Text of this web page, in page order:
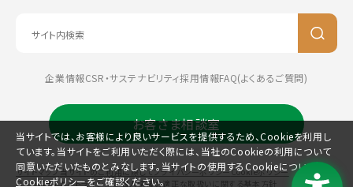
企業情報CSR・サステナビリティ採用情報FAQ(よくあるご質問)
お客さま相談室
サイトマップ当サイトのご利用に際してプライバシーポリシーCookieポリシー
コミュニティガイドライン特定個人情報の適正な取扱いに関する基本方針
当サイトでは、お客様により良いサービスを提供するため、Cookieを利用し
ています。当サイトをご利用いただく際には、当社のCookieの利用について
同意いただいたものとみなします。当サイトの使用するCookieについては、
Cookieポリシーをご確認ください。